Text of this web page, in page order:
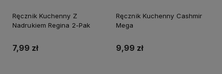
Ręcznik Kuchenny Z
Nadrukiem Regina 2-Pak
7,99 zł
Ręcznik Kuchenny Cashmir
Mega
9,99 zł